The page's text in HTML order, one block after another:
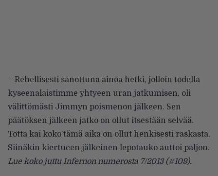
– Rehellisesti sanottuna ainoa hetki, jolloin todella
kyseenalaistimme yhtyeen uran jatkumisen, oli
välittömästi Jimmyn poismenon jälkeen. Sen
päätöksen jälkeen jatko on ollut itsestään selvää.
Totta kai koko tämä aika on ollut henkisesti raskasta.
Siinäkin kiertueen jälkeinen lepotauko auttoi paljon.
Lue koko juttu Infernon numerosta 7/2013 (#109).